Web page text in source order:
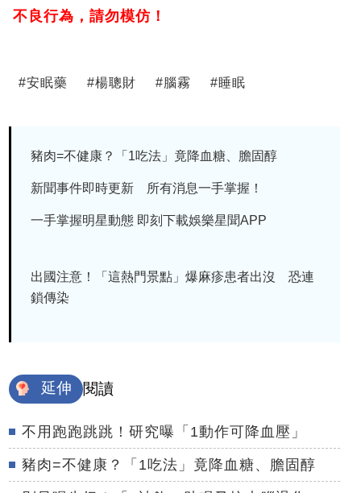
不良行為，請勿模仿！
#安眠藥 #楊聰財 #腦霧 #睡眠
豬肉=不健康？「1吃法」竟降血糖、膽固醇
新聞事件即時更新 所有消息一手掌握！
一手掌握明星動態 即刻下載娛樂星聞APP
出國注意！「這熱門景點」爆麻疹患者出沒 恐連
鎖傳染
延伸 閱讀
不用跑跑跳跳！研究曝「1動作可降血壓」
豬肉=不健康？「1吃法」竟降血糖、膽固醇